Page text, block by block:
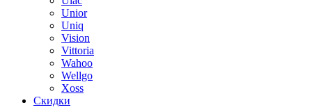
Unior
Uniq
Vision
Vittoria
Wahoo
Wellgo
Xoss
Скидки